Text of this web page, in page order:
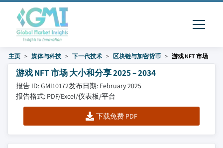
主页 媒体与科技 下一代技术 区块链与加密货币 游戏 NFT 市场
游戏 NFT 市场 大小和分享 2025 – 2034
报告 ID: GMI10172发布日期: February 2025
报告格式: PDF/Excel/仪表板/平台
下载免费 PDF